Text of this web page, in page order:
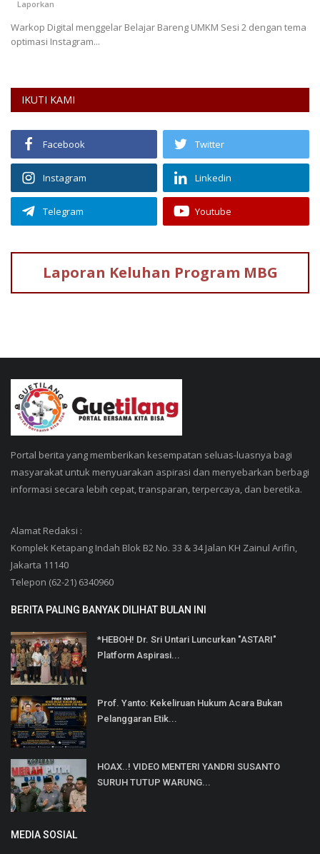
Laporkan
Warkop Digital menggelar Belajar Bareng UMKM Sesi 2 dengan tema
optimasi Instagram...
IKUTI KAMI
Facebook Twitter
Instagram Linkedin
Telegram Youtube
Laporan Keluhan Program MBG
Portal berita yang memberikan kesempatan seluas-luasnya bagi
masyarakat untuk menyuarakan aspirasi dan menyebarkan berbagi
informasi secara lebih cepat, transparan, terpercaya, dan beretika.
Alamat Redaksi :
Komplek Ketapang Indah Blok B2 No. 33 & 34 Jalan KH Zainul Arifin,
Jakarta 11140
Telepon (62-21) 6340960
BERITA PALING BANYAK DILIHAT BULAN INI
*HEBOH! Dr. Sri Untari Luncurkan "ASTARI"
Platform Aspirasi...
Prof. Yanto: Kekeliruan Hukum Acara Bukan
Pelanggaran Etik...
HOAX..! VIDEO MENTERI YANDRI SUSANTO
SURUH TUTUP WARUNG...
MEDIA SOSIAL